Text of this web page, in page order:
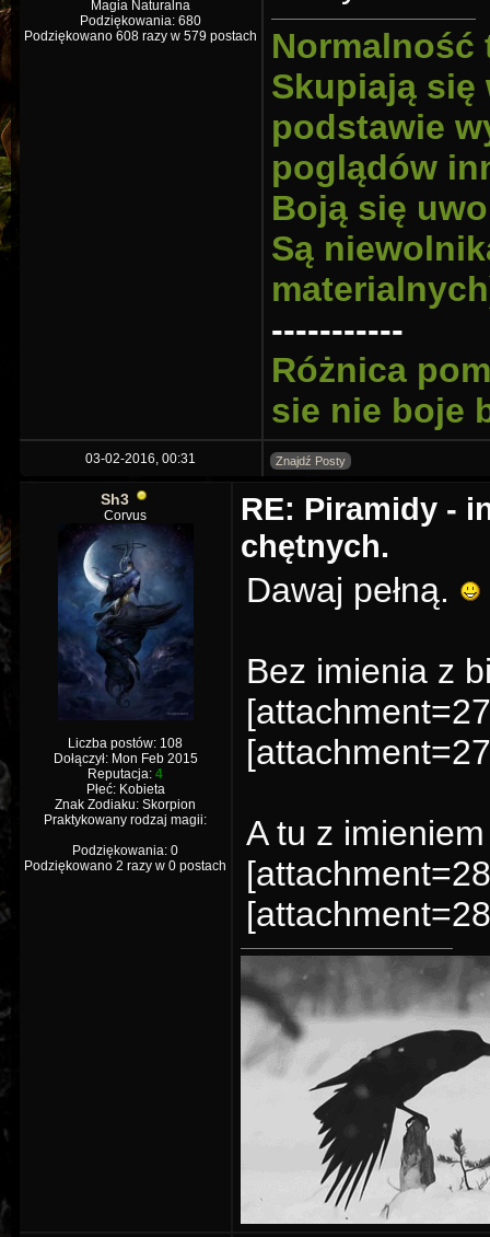
Magia Naturalna
Podziękowania: 680
Podziękowano 608 razy w 579 postach
Normalność
Skupiają
podstawie
poglądów
Boją się
Są
-----------
Różnica
sie nie boje
03-02-2016, 00:31 Znajdź Posty
Sh3
Corvus
Liczba postów: 108
Dołączył: Mon Feb 2015
Reputacja: 4
Płeć: Kobieta
Znak Zodiaku: Skorpion
Praktykowany rodzaj magii:
Podziękowania: 0
Podziękowano 2 razy w 0 postach
RE: Piramidy -
chętnych.
Dawaj pełną.
Bez imienia z
A tu z